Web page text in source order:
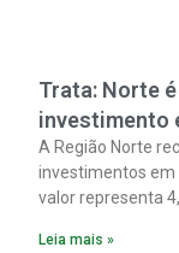
Trata: Norte
investimento
A Região Norte
investimentos em
valor representa
Brasil em parceria
Leia mais »